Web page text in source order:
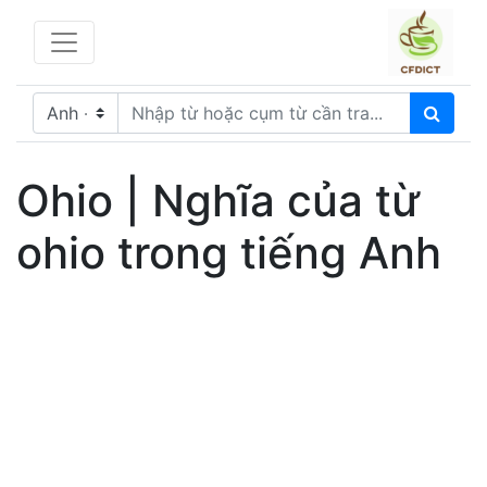
Ohio | Nghĩa của từ
ohio trong tiếng Anh